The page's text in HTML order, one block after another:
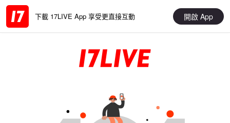
下載 17LIVE App 享受更直接互動 開啟 App